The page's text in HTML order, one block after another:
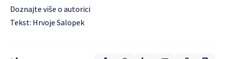
Doznajte više o autorici
Tekst: Hrvoje Salopek